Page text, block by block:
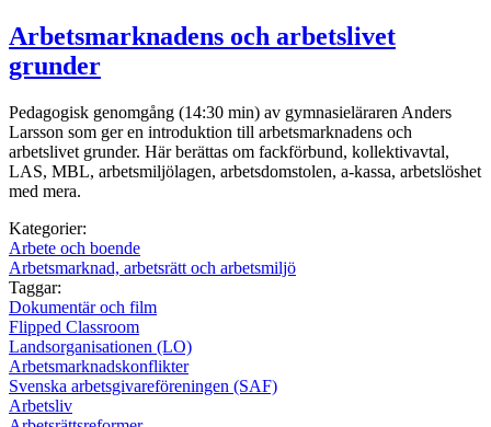
Arbetsmarknadens och arbetslivet
grunder
Pedagogisk genomgång (14:30 min) av gymnasieläraren Anders
Larsson som ger en introduktion till arbetsmarknadens och
arbetslivet grunder. Här berättas om fackförbund, kollektivavtal,
LAS, MBL, arbetsmiljölagen, arbetsdomstolen, a-kassa, arbetslöshet
med mera.
Kategorier:
Arbete och boende
Arbetsmarknad, arbetsrätt och arbetsmiljö
Taggar:
Dokumentär och film
Flipped Classroom
Landsorganisationen (LO)
Arbetsmarknadskonflikter
Svenska arbetsgivareföreningen (SAF)
Arbetsliv